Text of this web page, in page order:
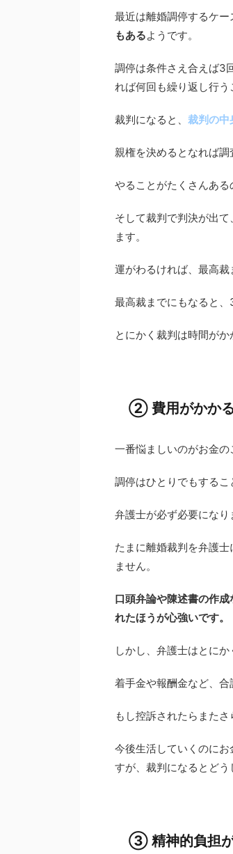
最近は離婚調停するケー
もあるようです。
調停は条件さえ合えば3
れば何回も繰り返し行う
裁判になると、 裁判の中
親権を決めるとなれば調
やることがたくさんある
そして裁判で判決が出
ます。
運がわるければ、最高
最高裁までにもなると、
とにかく裁判は時間がか
② 費用がかかる
一番悩ましいのがお金の
調停はひとりでもするこ
弁護士が必ず必要になり
たまに離婚裁判を弁護
ません。
口頭弁論や陳述書の作
れたほうが心強いです。
しかし、弁護士はとにか
着手金や報酬金など、合
もし控訴されたらまた
今後生活していくのに
すが、裁判になるとどう
③ 精神的負担が